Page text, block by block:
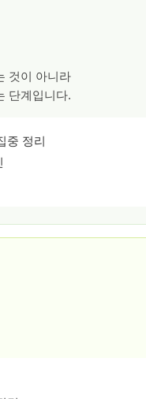
것이 아니라
단계입니다.
중 정리